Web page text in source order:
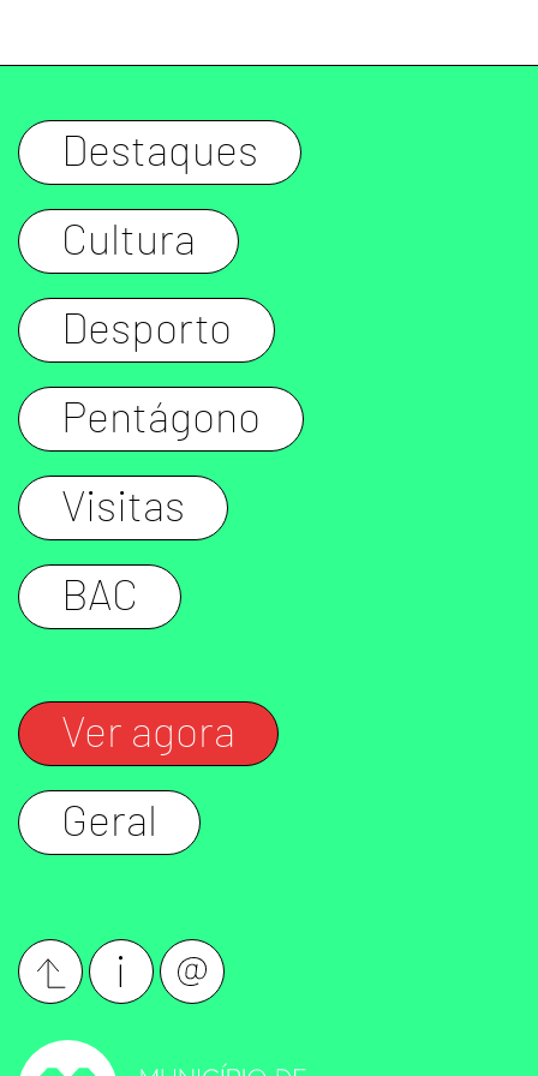
Destaques
Cultura
Desporto
Pentágono
Visitas
BAC
Ver agora
Geral